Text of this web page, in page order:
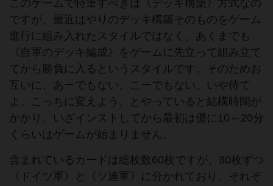
このゲームで特筆すべきは《デッキ構築》方式なの
ですが、最近はやりのデッキ構築そのものをゲーム
進行に組み入れたスタイルではなく、あくまでも
《自軍のデッキ編成》をゲームに先立って組み立て
てから勝負に入るというスタイルです。そのためお
互いに、あーでもない、こーでもない、いや待て
よ、こっちに変えよう、とやっていると結構時間が
かかり、いざインストしてから最初は優に10～20分
くらいはゲームが始まりません。
含まれているカードは総枚数60枚ですが、30枚ずつ
《ドイツ軍》と《ソ連軍》に分かれており、それぞ